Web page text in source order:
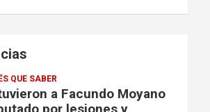
QUE SABER
a Facundo Moyano